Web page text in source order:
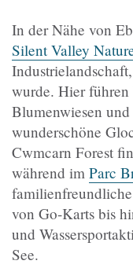
In der Nähe von
Silent Valley
wurde. Hier führen
Blumenwiesen
wunderschöne
Cwmcarn Forest
während im Parc
von Go-Karts bis
und
See.